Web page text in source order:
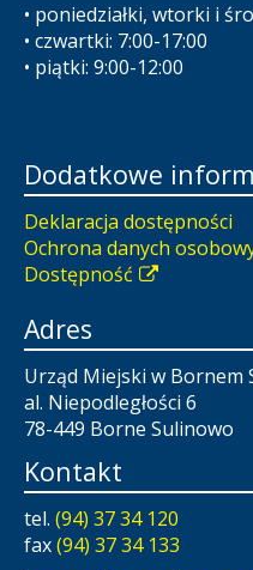
• poniedziałki, wtorki i
• czwartki: 7:00-17:00
• piątki: 9:00-12:00
Dodatkowe
Deklaracja dostępności
Ochrona danych
Dostępność
Adres
Urząd Miejski w Bornem
al. Niepodległości 6
78-449 Borne Sulinowo
Kontakt
tel. (94) 37 34 120
fax(94) 37 34 133